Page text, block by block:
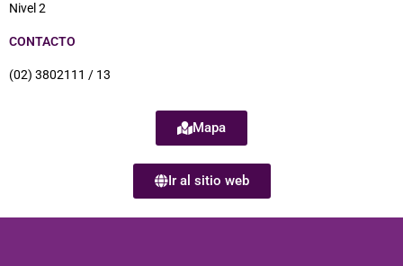
Nivel 2
CONTACTO
(02) 3802111 / 13
Mapa
Ir al sitio web